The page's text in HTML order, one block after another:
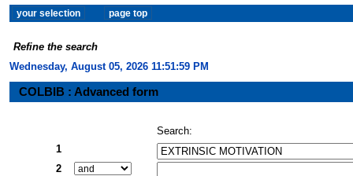
Refine the search
Wednesday, August 05, 2026 11:52:00 PM
COLBIB : Advanced form
Search:
1
2